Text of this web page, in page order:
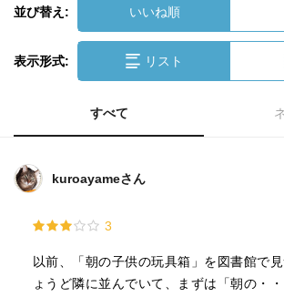
並び替え: いいね順
表示形式: リスト
すべて
kuroayameさん
3
以前、「朝の子供の玩具箱」を図書館で
ょうど隣に並んでいて、まずは「朝の・